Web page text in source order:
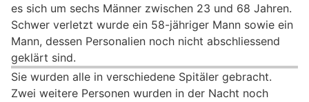
es sich um sechs Männer zwischen 23 und 68 Jahren.
Schwer verletzt wurde ein 58-jähriger Mann sowie ein
Mann, dessen Personalien noch nicht abschliessend
geklärt sind.
Sie wurden alle in verschiedene Spitäler gebracht.
Zwei weitere Personen wurden in der Nacht noch